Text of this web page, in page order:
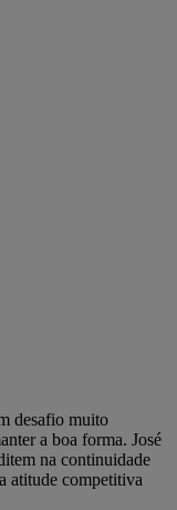
desafio muito
a boa forma. José
na continuidade
atitude competitiva